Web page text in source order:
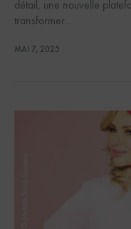
détail, une nouvelle
transformer…
MAI 7, 2025